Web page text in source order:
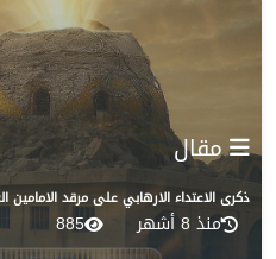
مقال
ذكرى الاعتداء الارهابي على مرقد
منذ 8 أشهر 885